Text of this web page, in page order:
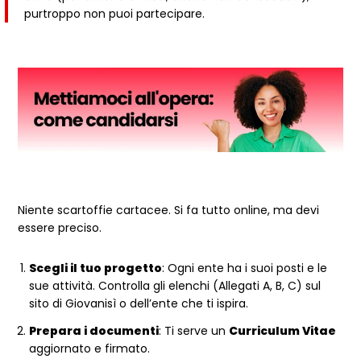
purtroppo non puoi partecipare.
Niente scartoffie cartacee. Si fa tutto online, ma devi
essere preciso.
Scegli il tuo progetto: Ogni ente ha i suoi posti e le
sue attività. Controlla gli elenchi (Allegati A, B, C) sul
sito di Giovanisì o dell’ente che ti ispira.
Prepara i documenti: Ti serve un Curriculum Vitae
aggiornato e firmato.